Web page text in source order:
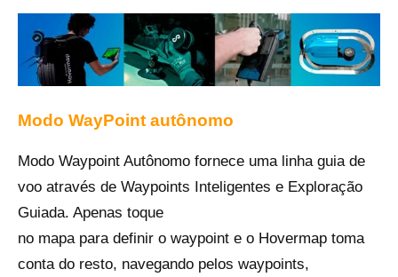
Modo WayPoint autônomo
Modo Waypoint Autônomo fornece uma linha guia de
voo através de Waypoints Inteligentes e Exploração
Guiada. Apenas toque
no mapa para definir o waypoint e o Hovermap toma
conta do resto, navegando pelos waypoints,